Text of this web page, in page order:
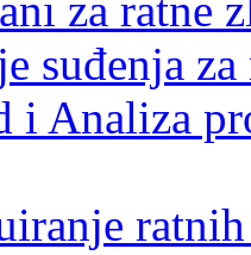
suđenja
i Analiza